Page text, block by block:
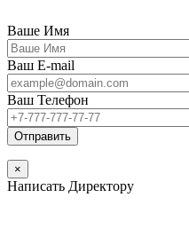
Ваше Имя
Ваш E-mail
Ваш Телефон
×
Написать Директору